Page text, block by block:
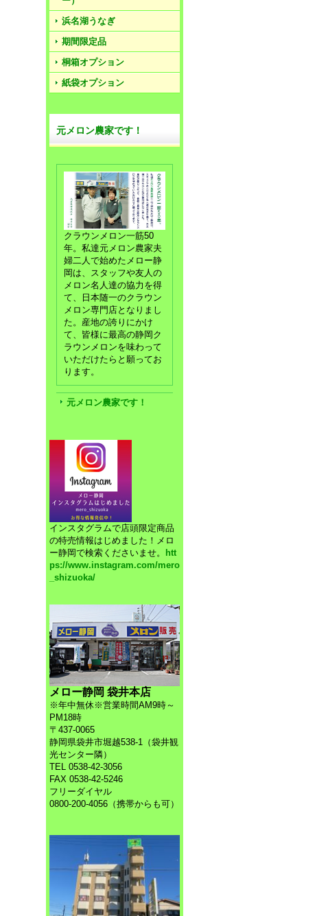
浜名湖うなぎ
期間限定品
桐箱オプション
紙袋オプション
元メロン農家です！
クラウンメロン一筋50
年。私達元メロン農家夫
婦二人で始めたメロー静
岡は、スタッフや友人の
メロン名人達の協力を得
て、日本随一のクラウン
メロン専門店となりまし
た。産地の誇りにかけ
て、皆様に最高の静岡ク
ラウンメロンを味わって
いただけたらと願ってお
ります。
元メロン農家です！
インスタグラムで店頭限定商品
の特売情報はじめました！メロ
ー静岡で検索くださいませ。
htt
ps://www.instagram.com/mero
_shizuoka/
メロー静岡 袋井本店
※年中無休※営業時間AM9時～
PM18時
〒437-0065
静岡県袋井市堀越538-1（袋井観
光センター隣）
TEL 0538-42-3056
FAX 0538-42-5246
フリーダイヤル
0800-200-4056（携帯からも可）